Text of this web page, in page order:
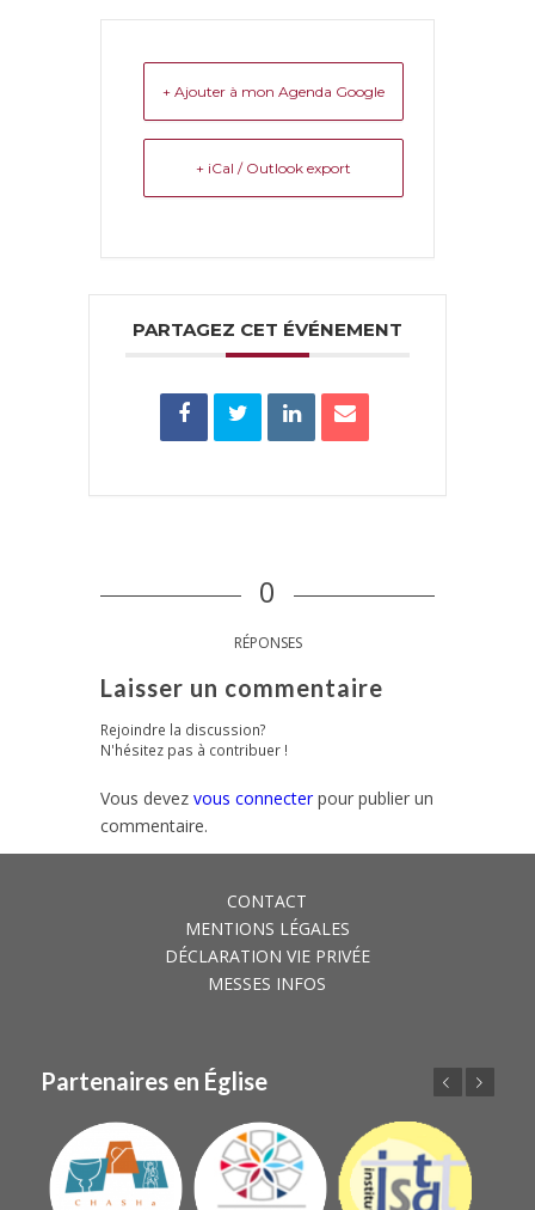
+ Ajouter à mon Agenda Google
+ iCal / Outlook export
PARTAGEZ CET ÉVÉNEMENT
0
RÉPONSES
Laisser un commentaire
Rejoindre la discussion?
N'hésitez pas à contribuer !
Vous devez vous connecterpour publier un
commentaire.
CONTACT
MENTIONS LÉGALES
DÉCLARATION VIE PRIVÉE
MESSES INFOS
Partenaires en Église